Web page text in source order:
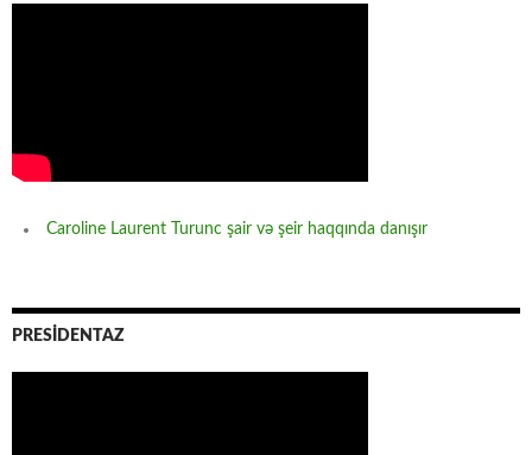
Caroline Laurent Turunc şair və şeir haqqında danışır
PRESİDENTAZ